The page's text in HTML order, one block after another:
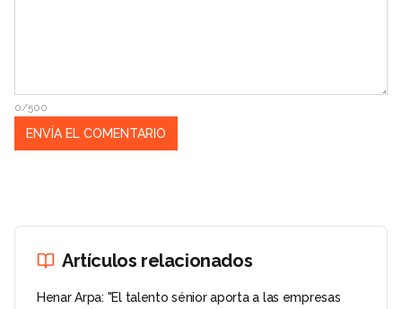
0/500
Artículos relacionados
Henar Arpa: "El talento sénior aporta a las empresas